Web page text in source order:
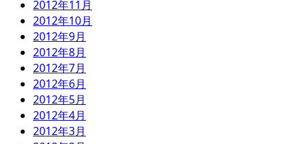
2012年11月
2012年10月
2012年9月
2012年8月
2012年7月
2012年6月
2012年5月
2012年4月
2012年3月